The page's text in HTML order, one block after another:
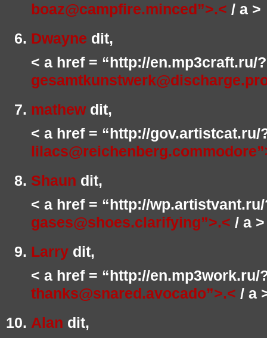
boaz@campfire.minced”>.< / a >
Dwayne dit,
< a href = “http://en.mp3craft.ru/
mathewdit,
< a href = “http://gov.artistcat.ru/
Shaun dit,
< a href = “http://
gases@shoes.clarifying”>.< / a >
Larry dit,
< a href = “http://en.mp3work.ru/
thanks@snared.avocado”>.< / a
Alan dit,